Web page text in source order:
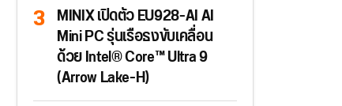
MINIX เปิดตัว EU928-AI AI
Mini PC รุ่นเรือธงขับเคลื่อน
ด้วย Intel® Core™ Ultra 9
(Arrow Lake-H)